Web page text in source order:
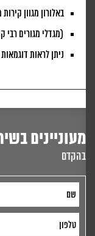
באלורון מגוון קירות
(מגדלי מגורים רבי
ניתן לראות דוגמאות
מעוניינים
בהקדם